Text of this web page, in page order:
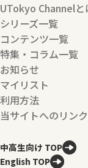
UTokyo Channelと
シリーズ一覧
コンテンツ一覧
特集・コラム一覧
お知らせ
マイリスト
利用方法
当サイトへのリン
中高生向け TOP
English TOP